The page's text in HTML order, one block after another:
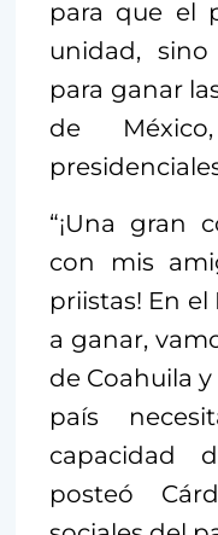
para que el
unidad,
para ganar
de
“¡Una gran
con mis
priistas! En
a ganar,
de Coahuila
país
capacidad
posteó